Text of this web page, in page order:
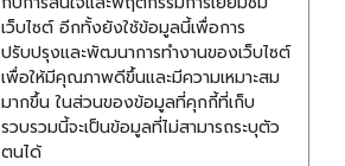
เว็บไซต์ อีกทั้งยังใช้ข้อมูลนี้เพื่อการ
ปรับปรุงและพัฒนาการทำงานของเว็บไซต์
เพื่อให้มีคุณภาพดีขึ้นและมีความเหมาะสม
มากขึ้น ในส่วนของข้อมูลที่คุกกี้ที่เก็บ
รวบรวมนี้จะเป็นข้อมูลที่ไม่สามารถระบุตัว
ตนได้